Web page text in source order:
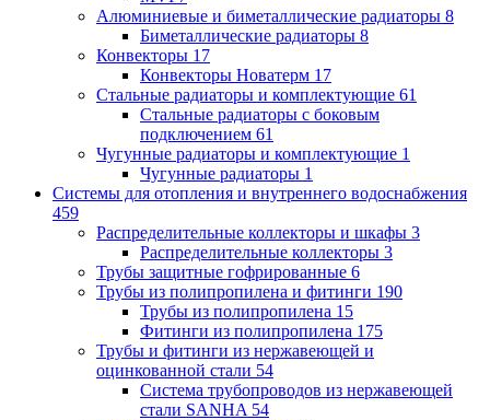
Алюминиевые и биметаллические радиаторы 8
Биметаллические радиаторы 8
Конвекторы 17
Конвекторы Новатерм 17
Стальные радиаторы и комплектующие 61
Стальные радиаторы с боковым
подключением 61
Чугунные радиаторы и комплектующие 1
Чугунные радиаторы 1
Системы для отопления и внутреннего водоснабжения
459
Распределительные коллекторы и шкафы 3
Распределительные коллекторы 3
Трубы защитные гофрированные 6
Трубы из полипропилена и фитинги 190
Трубы из полипропилена 15
Фитинги из полипропилена 175
Трубы и фитинги из нержавеющей и
оцинкованной стали 54
Система трубопроводов из нержавеющей
стали SANHA 54